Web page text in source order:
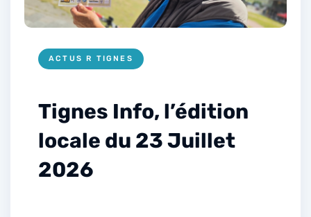
ACTUS R TIGNES
Tignes Info, l’édition
locale du 23 Juillet
2026